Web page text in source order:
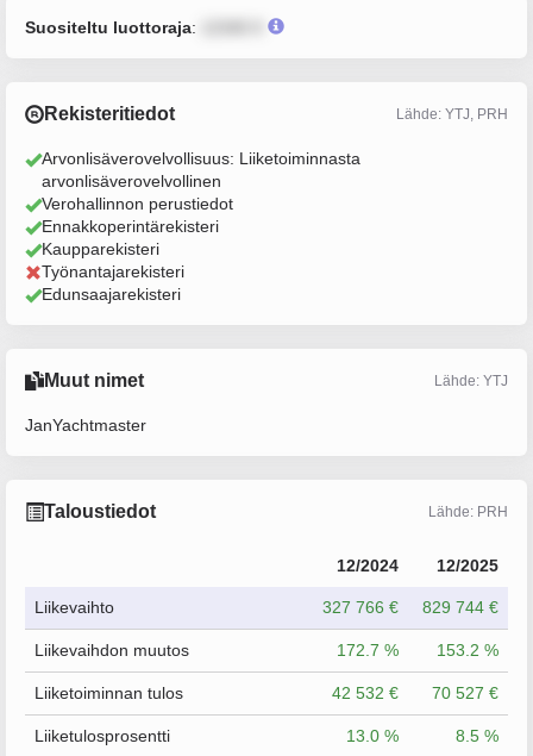
Suositeltu luottoraja:
Rekisteritiedot Lähde: YTJ, PRH
Arvonlisäverovelvollisuus: Liiketoiminnasta
arvonlisäverovelvollinen
Verohallinnon perustiedot
Ennakkoperintärekisteri
Kaupparekisteri
Työnantajarekisteri
Edunsaajarekisteri
Muut nimet Lähde: YTJ
JanYachtmaster
Taloustiedot Lähde: PRH
12/2024 12/2025
Liikevaihto 327 766 € 829 744 €
Liikevaihdon muutos 172.7 % 153.2 %
Liiketoiminnan tulos 42 532 € 70 527 €
Liiketulosprosentti 13.0 % 8.5 %